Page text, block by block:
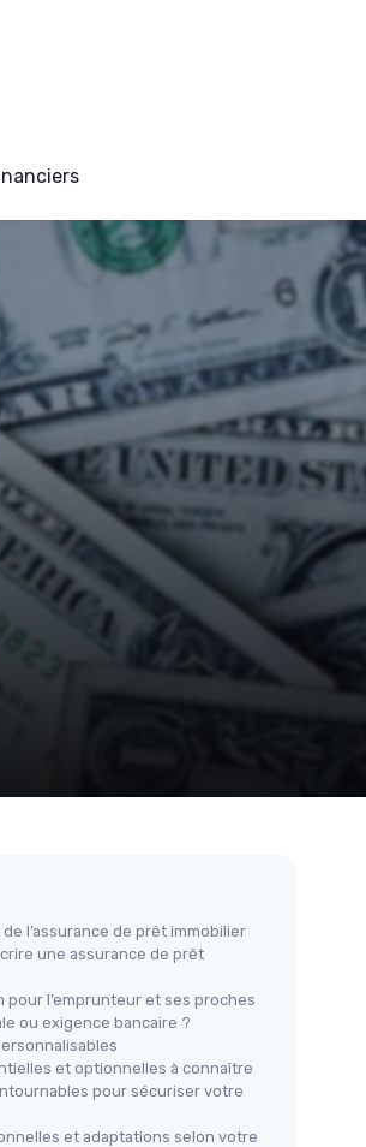
l’assurance de prêt immobilier
une assurance de prêt
l’emprunteur et ses proches
ou exigence bancaire ?
et optionnelles à connaître
pour sécuriser votre
et adaptations selon votre